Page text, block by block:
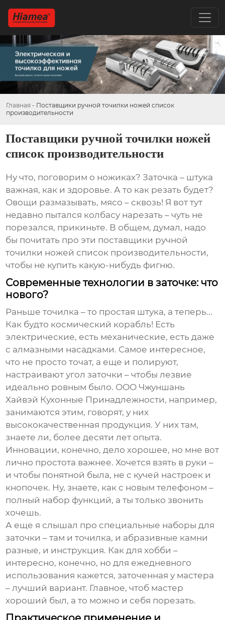
Главная - Поставщики ручной точилки ножей список
производительности
Поставщики ручной точилки ножей
список производительности
Ну что, поговорим о ножиках? Заточка – штука
важная, как и здоровье. А то как резать будет?
Овощи размазывать, мясо – сквозь! Я вот тут
недавно пытался колбасу нарезать – чуть не
порезался, прикиньте. В общем, думал, надо
бы почитать про эти поставщики ручной
точилки ножей список производительности,
чтобы не купить какую-нибудь фигню.
Современные технологии в заточке: что
нового?
Раньше точилка – то простая штука, а теперь...
Как будто космический корабль! Есть
электрические, есть механические, есть даже
с алмазными насадками. Самое интересное,
что не просто точат, а еще и полируют,
настраивают угол заточки – чтобы лезвие
идеально ровным было. ООО Чжуншань
Хайвэй Кухонные Принадлежности, например,
занимаются этим, говорят, у них
высококачественная продукция. У них там,
знаете ли, более десяти лет опыта.
Инновации, конечно, дело хорошее, но мне вот
лично простота важнее. Хочется взять в руки –
и чтобы понятной была, не с кучей настроек и
кнопочек. Ну, знаете, как с новым телефоном –
полный набор функций, а ты только звонить
хочешь.
А еще я слышал про специальные наборы для
заточки – там и точилка, и абразивные камни
разные, и инструкция. Как для хобби –
интересно, конечно, но для ежедневного
использования кажется, заточенная у мастера
– лучший вариант. Главное, чтоб мастер
хороший был, а то можно и себя порезать.